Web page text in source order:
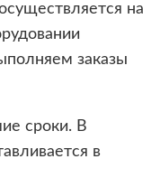
на
заказы
сроки. В
в